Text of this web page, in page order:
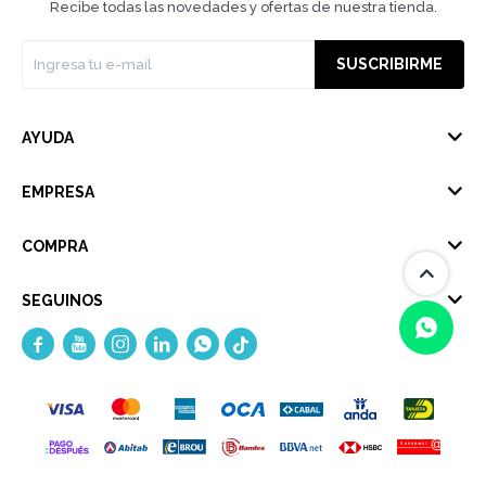
Recibe todas las novedades y ofertas de nuestra tienda.
SUSCRIBIRME
AYUDA
EMPRESA
COMPRA
SEGUINOS
    